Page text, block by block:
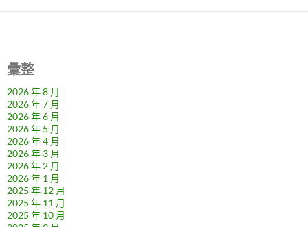
彙整
2026 年 8 月
2026 年 7 月
2026 年 6 月
2026 年 5 月
2026 年 4 月
2026 年 3 月
2026 年 2 月
2026 年 1 月
2025 年 12 月
2025 年 11 月
2025 年 10 月